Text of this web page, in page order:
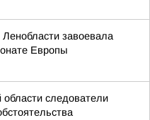
Ленобласти завоевала
Европы
области следователи